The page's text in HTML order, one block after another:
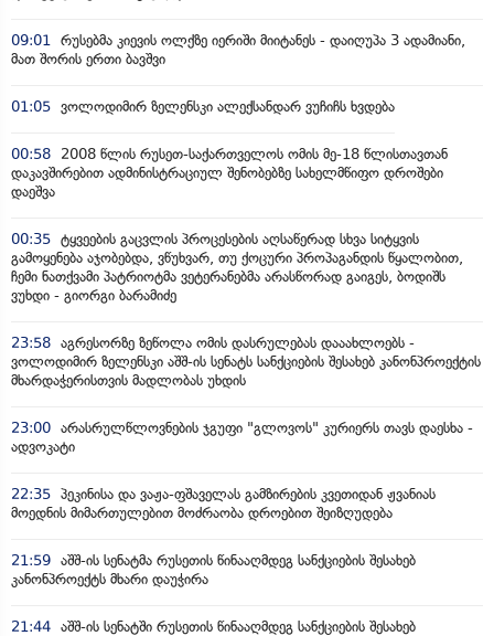
09:01 რუსებმა კიევის ოლქზე იერიში მიიტანეს - დაიღუპა 3 ადამიანი,
მათ შორის ერთი ბავშვი
01:05 ვოლოდიმირ ზელენსკი ალექსანდარ ვუჩიჩს ხვდება
00:58
2008 წლის რუსეთ-საქართველოს ომის მე-18 წლისთავთან
დაკავშირებით ადმინისტრაციულ შენობებზე სახელმწიფო დროშები
დაეშვა
00:35 ტყვეების გაცვლის პროცესების აღსაწერად სხვა სიტყვის
გამოყენება აჯობებდა, ვწუხვარ, თუ ქოცური პროპაგანდის წყალობით,
ჩემი ნათქვამი პატრიოტმა ვეტერანებმა არასწორად გაიგეს, ბოდიშს
ვუხდი - გიორგი ბარამიძე
23:58 აგრესორზე ზეწოლა ომის დასრულებას დააახლოებს -
ვოლოდიმირ ზელენსკი აშშ-ის სენატს სანქციების შესახებ კანონპროექტის
მხარდაჭერისთვის მადლობას უხდის
23:00 არასრულწლოვნების ჯგუფი "გლოვოს" კურიერს თავს დაესხა -
ადვოკატი
22:35 პეკინისა და ვაჟა-ფშაველას გამზირების კვეთიდან ჟვანიას
მოედნის მიმართულებით მოძრაობა დროებით შეიზღუდება
21:59 აშშ-ის სენატმა რუსეთის წინააღმდეგ სანქციების შესახებ
კანონპროექტს მხარი დაუჭირა
21:44 აშშ-ის სენატში რუსეთის წინააღმდეგ სანქციების შესახებ